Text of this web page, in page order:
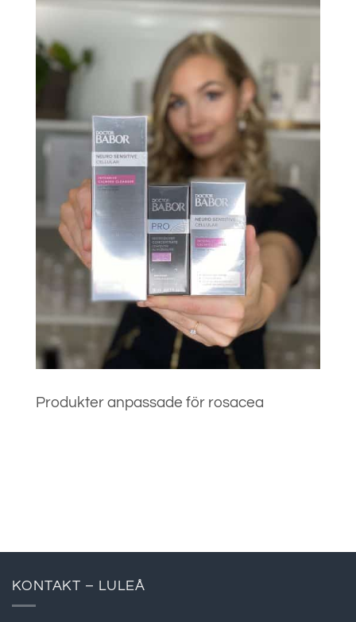
Produkter anpassade för rosacea
KONTAKT – LULEÅ